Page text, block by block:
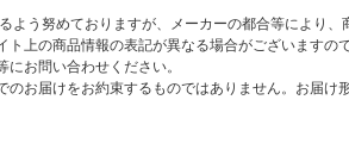
よう努めておりますが、メーカーの都合等により
上の商品情報の表記が異なる場合がございます
お問い合わせください。
お届けをお約束するものではありません。お届